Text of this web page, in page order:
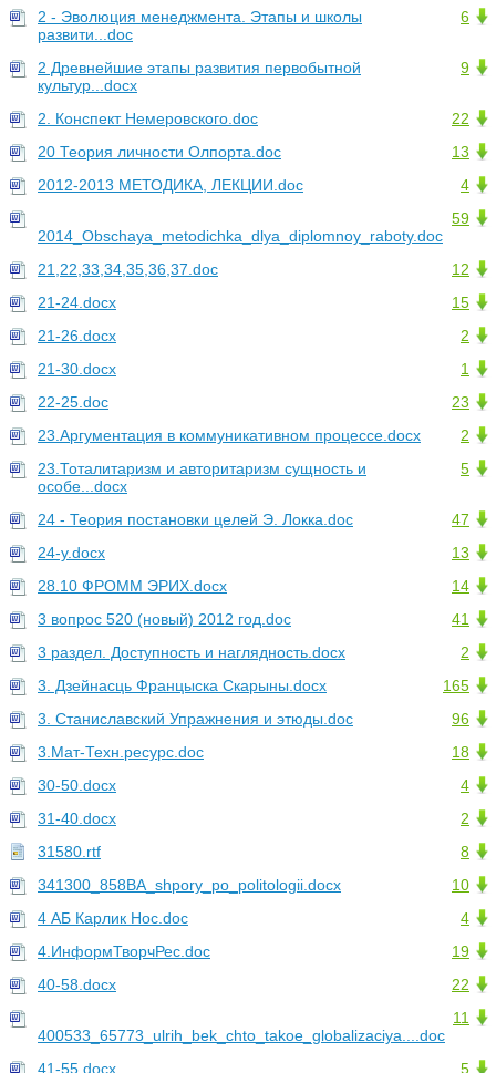
6
2 - Эволюция менеджмента. Этапы и школы
развити...doc
9
2 Древнейшие этапы развития первобытной
культур...docx
22
2. Конспект Немеровского.doc
13
20 Теория личности Олпорта.doc
4
2012-2013 МЕТОДИКА, ЛЕКЦИИ.doc
59
2014_Obschaya_metodichka_dlya_diplomnoy_raboty.doc
12
21,22,33,34,35,36,37.doc
15
21-24.docx
2
21-26.docx
1
21-30.docx
23
22-25.doc
2
23.Аргументация в коммуникативном процессе.docx
5
23.Тоталитаризм и авторитаризм сущность и
особе...docx
47
24 - Теория постановки целей Э. Локка.doc
13
24-y.docx
14
28.10 ФРОММ ЭРИХ.docx
41
3 вопрос 520 (новый) 2012 год.doc
2
3 раздел. Доступность и наглядность.docx
165
3. Дзейнасць Францыска Скарыны.docx
96
3. Станиславский Упражнения и этюды.doc
18
3.Мат-Техн.ресурс.doc
4
30-50.docx
2
31-40.docx
8
31580.rtf
10
341300_858BA_shpory_po_politologii.docx
4
4 АБ Карлик Нос.doc
19
4.ИнформТворчРес.doc
22
40-58.docx
11
400533_65773_ulrih_bek_chto_takoe_globalizaciya....doc
5
41-55.docx